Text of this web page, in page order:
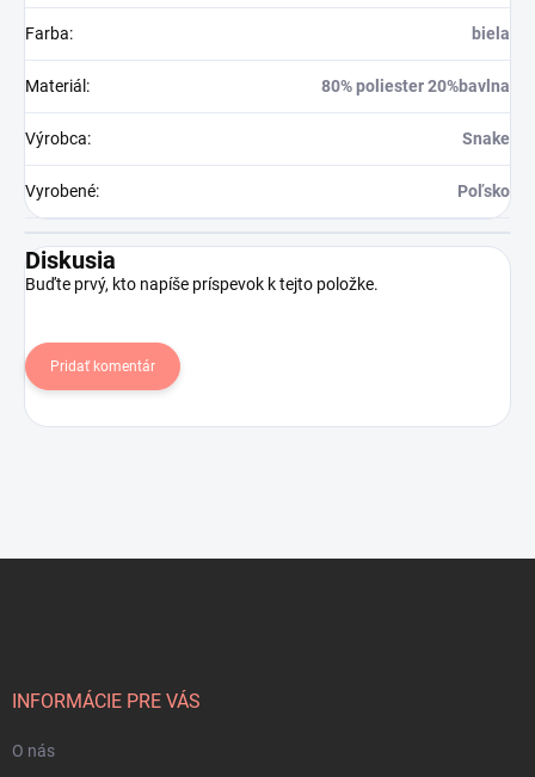
Farba: biela
Materiál : 80% poliester 20%bavlna
Výrobca: Snake
Vyrobené: Poľsko
Diskusia
Buďte prvý, kto napíše príspevok k tejto položke.
Pridať komentár
INFORMÁCIE PRE VÁS
O nás